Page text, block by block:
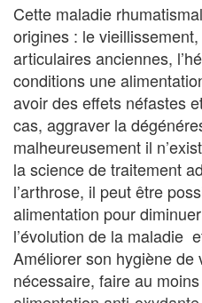
Cette maladie
origines : le
articulaires anciennes,
conditions une
avoir des effets néfastes
cas, aggraver la
malheureusement il
la science de traitement
l’arthrose, il peut être
alimentation pour
l’évolution de la maladie
Améliorer son hygiène de
nécessaire, faire au